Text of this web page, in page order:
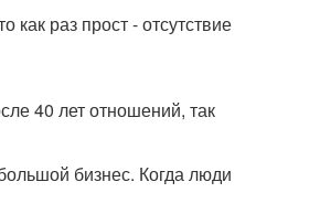
как раз прост - отсутствие
40 лет отношений, так
бизнес. Когда люди